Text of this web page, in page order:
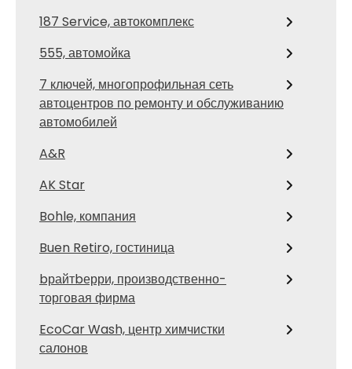
187 Service, автокомплекс
555, автомойка
7 ключей, многопрофильная сеть
автоцентров по ремонту и обслуживанию
автомобилей
A&R
AK Star
Bohle, компания
Buen Retiro, гостиница
bрайтbерри, производственно-
торговая фирма
EcoCar Wash, центр химчистки
салонов